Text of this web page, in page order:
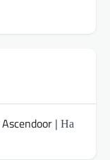
Ascendoor | На